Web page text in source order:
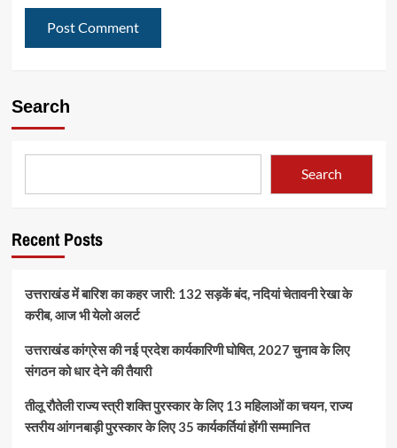
Search
Search
Recent Posts
उत्तराखंड में बारिश का कहर जारी: 132 सड़कें बंद, नदियां चेतावनी रेखा के
करीब, आज भी येलो अलर्ट
उत्तराखंड कांग्रेस की नई प्रदेश कार्यकारिणी घोषित, 2027 चुनाव के लिए
संगठन को धार देने की तैयारी
तीलू रौतेली राज्य स्त्री शक्ति पुरस्कार के लिए 13 महिलाओं का चयन, राज्य
स्तरीय आंगनबाड़ी पुरस्कार के लिए 35 कार्यकर्तियां होंगी सम्मानित